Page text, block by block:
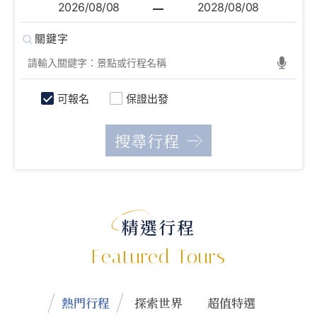
可報名 保證出發
精選行程
Featured Tours
熱門行程 探索世界 超值特選